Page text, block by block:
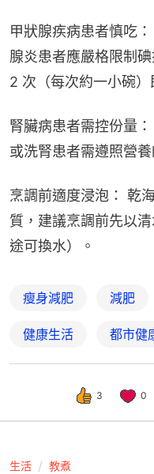
甲狀腺疾病患者慎吃
腺炎患者應嚴格限制
2 次（每次約一小碗）
腎臟病患者需控份量
或洗腎患者需遵照營養
烹調前適度浸泡： 乾
質，建議烹調前先以
途可換水）。
瘦身減肥 減肥
健康生活 都市健
3 0
生活 教煮